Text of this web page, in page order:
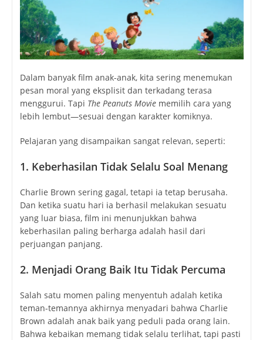
Dalam banyak film anak-anak, kita sering menemukan
pesan moral yang eksplisit dan terkadang terasa
menggurui. Tapi The Peanuts Moviememilih cara yang
lebih lembut—sesuai dengan karakter komiknya.
Pelajaran yang disampaikan sangat relevan, seperti:
1. Keberhasilan Tidak Selalu Soal Menang
Charlie Brown sering gagal, tetapi ia tetap berusaha.
Dan ketika suatu hari ia berhasil melakukan sesuatu
yang luar biasa, film ini menunjukkan bahwa
keberhasilan paling berharga adalah hasil dari
perjuangan panjang.
2. Menjadi Orang Baik Itu Tidak Percuma
Salah satu momen paling menyentuh adalah ketika
teman-temannya akhirnya menyadari bahwa Charlie
Brown adalah anak baik yang peduli pada orang lain.
Bahwa kebaikan memang tidak selalu terlihat, tapi pasti